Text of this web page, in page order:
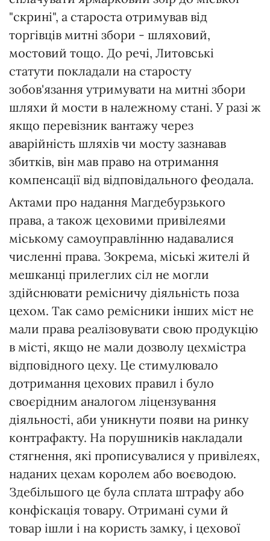
"скрині", а староста отримував від
торгівців митні збори - шляховий,
мостовий тощо. До речі, Литовські
статути покладали на старосту
зобов'язання утримувати на митні збори
шляхи й мости в належному стані. У разі ж
якщо перевізник вантажу через
аварійність шляхів чи мосту зазнавав
збитків, він мав право на отримання
компенсації від відповідального феодала.
Актами про надання Магдебурзького
права, а також цеховими привілеями
міському самоуправлінню надавалися
численні права. Зокрема, міські жителі й
мешканці прилеглих сіл не могли
здійснювати ремісничу діяльність поза
цехом. Так само ремісники інших міст не
мали права реалізовувати свою продукцію
в місті, якщо не мали дозволу цехмістра
відповідного цеху. Це стимулювало
дотримання цехових правил і було
своєрідним аналогом ліцензування
діяльності, аби уникнути появи на ринку
контрафакту. На порушників накладали
стягнення, які прописувалися у привілеях,
наданих цехам королем або воєводою.
Здебільшого це була сплата штрафу або
конфіскація товару. Отримані суми й
товар ішли і на користь замку, і цехової